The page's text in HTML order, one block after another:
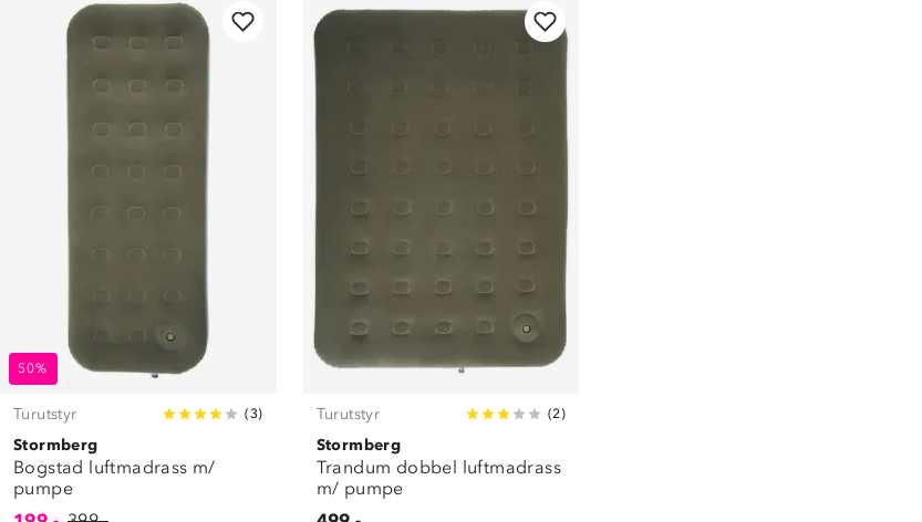
50%
Turutstyr (3)
Stormberg
Bogstad luftmadrass m/
pumpe
Turutstyr (2)
Stormberg
Trandum dobbel luftmadrass
m/ pumpe